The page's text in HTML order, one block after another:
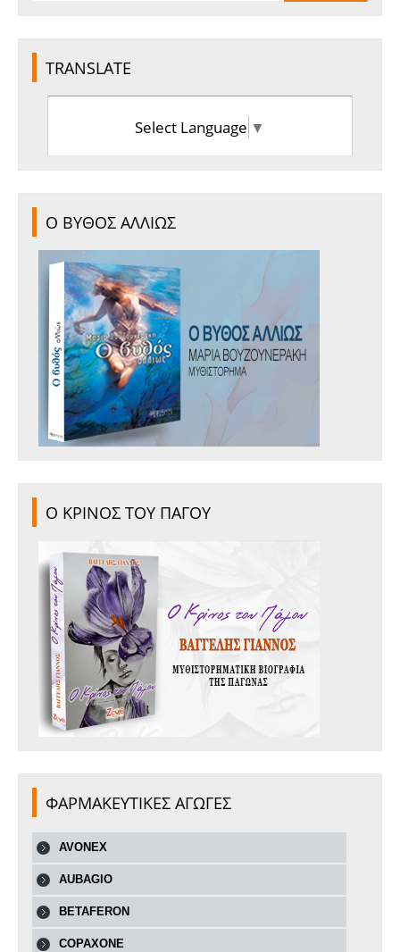
TRANSLATE
Select Language ▼
Ο ΒΥΘΟΣ ΑΛΛΙΩΣ
Ο ΚΡΙΝΟΣ ΤΟΥ ΠΑΓΟΥ
ΦΑΡΜΑΚΕΥΤΙΚΕΣ ΑΓΩΓΕΣ
AVONEX
AUBAGIO
BETAFERON
COPAXONE